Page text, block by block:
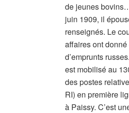
de jeunes
juin 1909, il
renseignés. Le
affaires ont
d’emprunts
est mobilisé au
des postes
RI) en première
à Paissy. C’est